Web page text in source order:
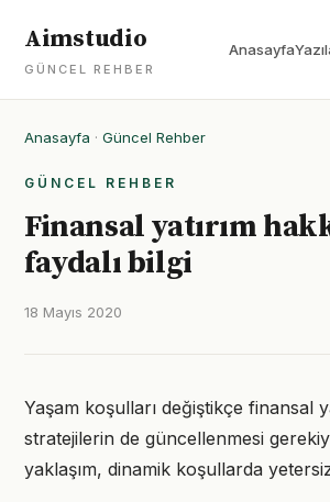
Aimstudio
GÜNCEL REHBER
Anasayfa
Anasayfa · Güncel Rehber
GÜNCEL REHBER
Finansal yatırım
faydalı bilgi
18 Mayıs 2020
Yaşam koşulları değiştikçe finansal
stratejilerin de güncellenmesi
yaklaşım, dinamik koşullarda